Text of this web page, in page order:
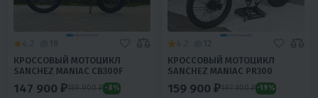
КРОССОВЫЙ МОТОЦИКЛ
SANCHEZ MANIAC CB300F
147 900 ₽159 900 ₽ -8%
КРОССОВЫЙ МОТОЦИКЛ
SANCHEZ MANIAC PR300
159 900 ₽197 800 ₽ -19%